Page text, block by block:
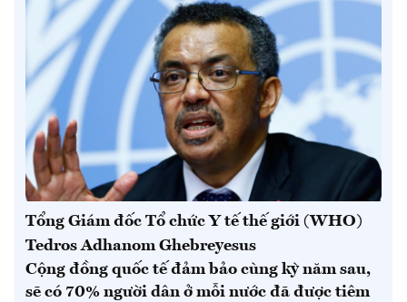
Tổng Giám đốc Tổ chức Y tế thế giới (WHO)
Tedros Adhanom Ghebreyesus
Cộng đồng quốc tế đảm bảo cùng kỳ năm sau,
sẽ có 70% người dân ở mỗi nước đã được tiêm